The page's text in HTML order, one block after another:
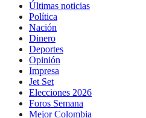
Últimas noticias
Política
Nación
Dinero
Deportes
Opinión
Impresa
Jet Set
Elecciones 2026
Foros Semana
Mejor Colombia